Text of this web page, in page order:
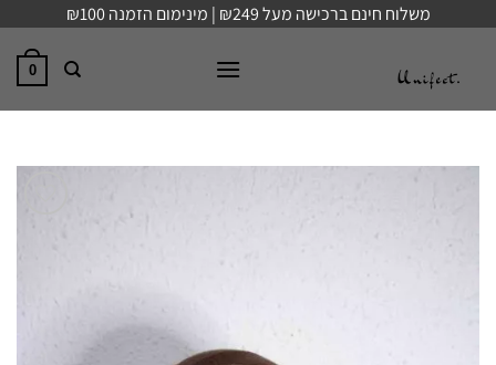
content
משלוח חינם ברכישה מעל ₪249 | מינימום הזמנה ₪100
0